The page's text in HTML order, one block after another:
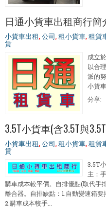
日通小貨車出租商行簡
小貨車出租, 公司, 租小貨車, 租貨
賃
成立
以合
派的
小貨
分享:
3.5T小貨車(含3.5T與
小貨車出租, 公司, 租小貨車, 租貨
賃
3.5T
主：
購車成本較平價。自排優點(取代手
離合器。自排缺點：1.自動變速箱要
2.購車成本較手...